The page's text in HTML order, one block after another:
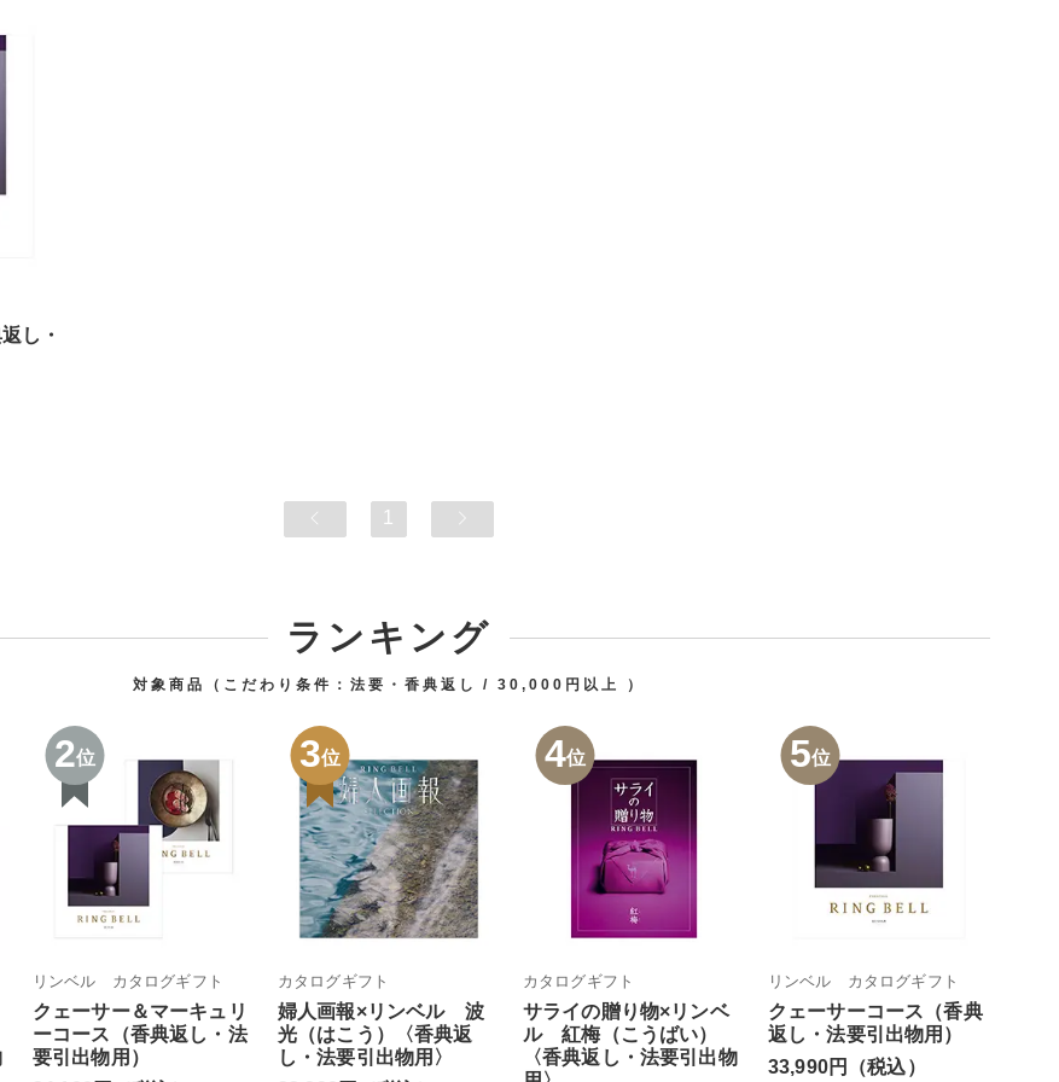
し・
1
ランキング
対象商品（こだわり条件： 法要・香典返し 30,000円以上 ）
2位
リンベル カタログギフト
クェーサー＆マーキュリ
ーコース（香典返し・法
要引出物用）
3位
カタログギフト
婦人画報×リンベル 波
光（はこう）〈香典返
し・法要引出物用〉
4位
カタログギフト
サライの贈り物×リンベ
ル 紅梅（こうばい）
〈香典返し・法要引出物
5位
リンベル カタログギフト
クェーサーコース（香典
返し・法要引出物用）
33,990円（税込）